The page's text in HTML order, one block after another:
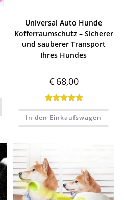
Universal Auto Hunde
Kofferraumschutz – Sicherer
und sauberer Transport
Ihres Hundes
€ 68,00
Bewertet mit
5.00von 5
In den Einkaufswagen